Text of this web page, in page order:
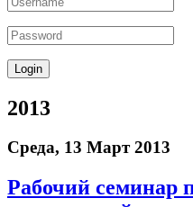
2013
Среда, 13 Март 2013
Рабочий семинар